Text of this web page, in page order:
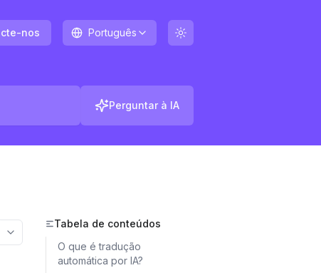
nos Português
Perguntar à IA
More options
Tabela de conteúdos
O que é tradução
automática por IA?